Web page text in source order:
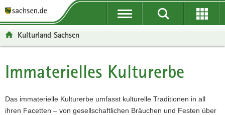
t
ü
e
r
t
n
v
i
p
n
a
l
t
e
r
Kulturland Sachsen
Hauptinhalt
Immaterielles Kulturerbe
Das immaterielle Kulturerbe umfasst kulturelle Traditionen in all
ihren Facetten – von gesellschaftlichen Bräuchen und Festen über